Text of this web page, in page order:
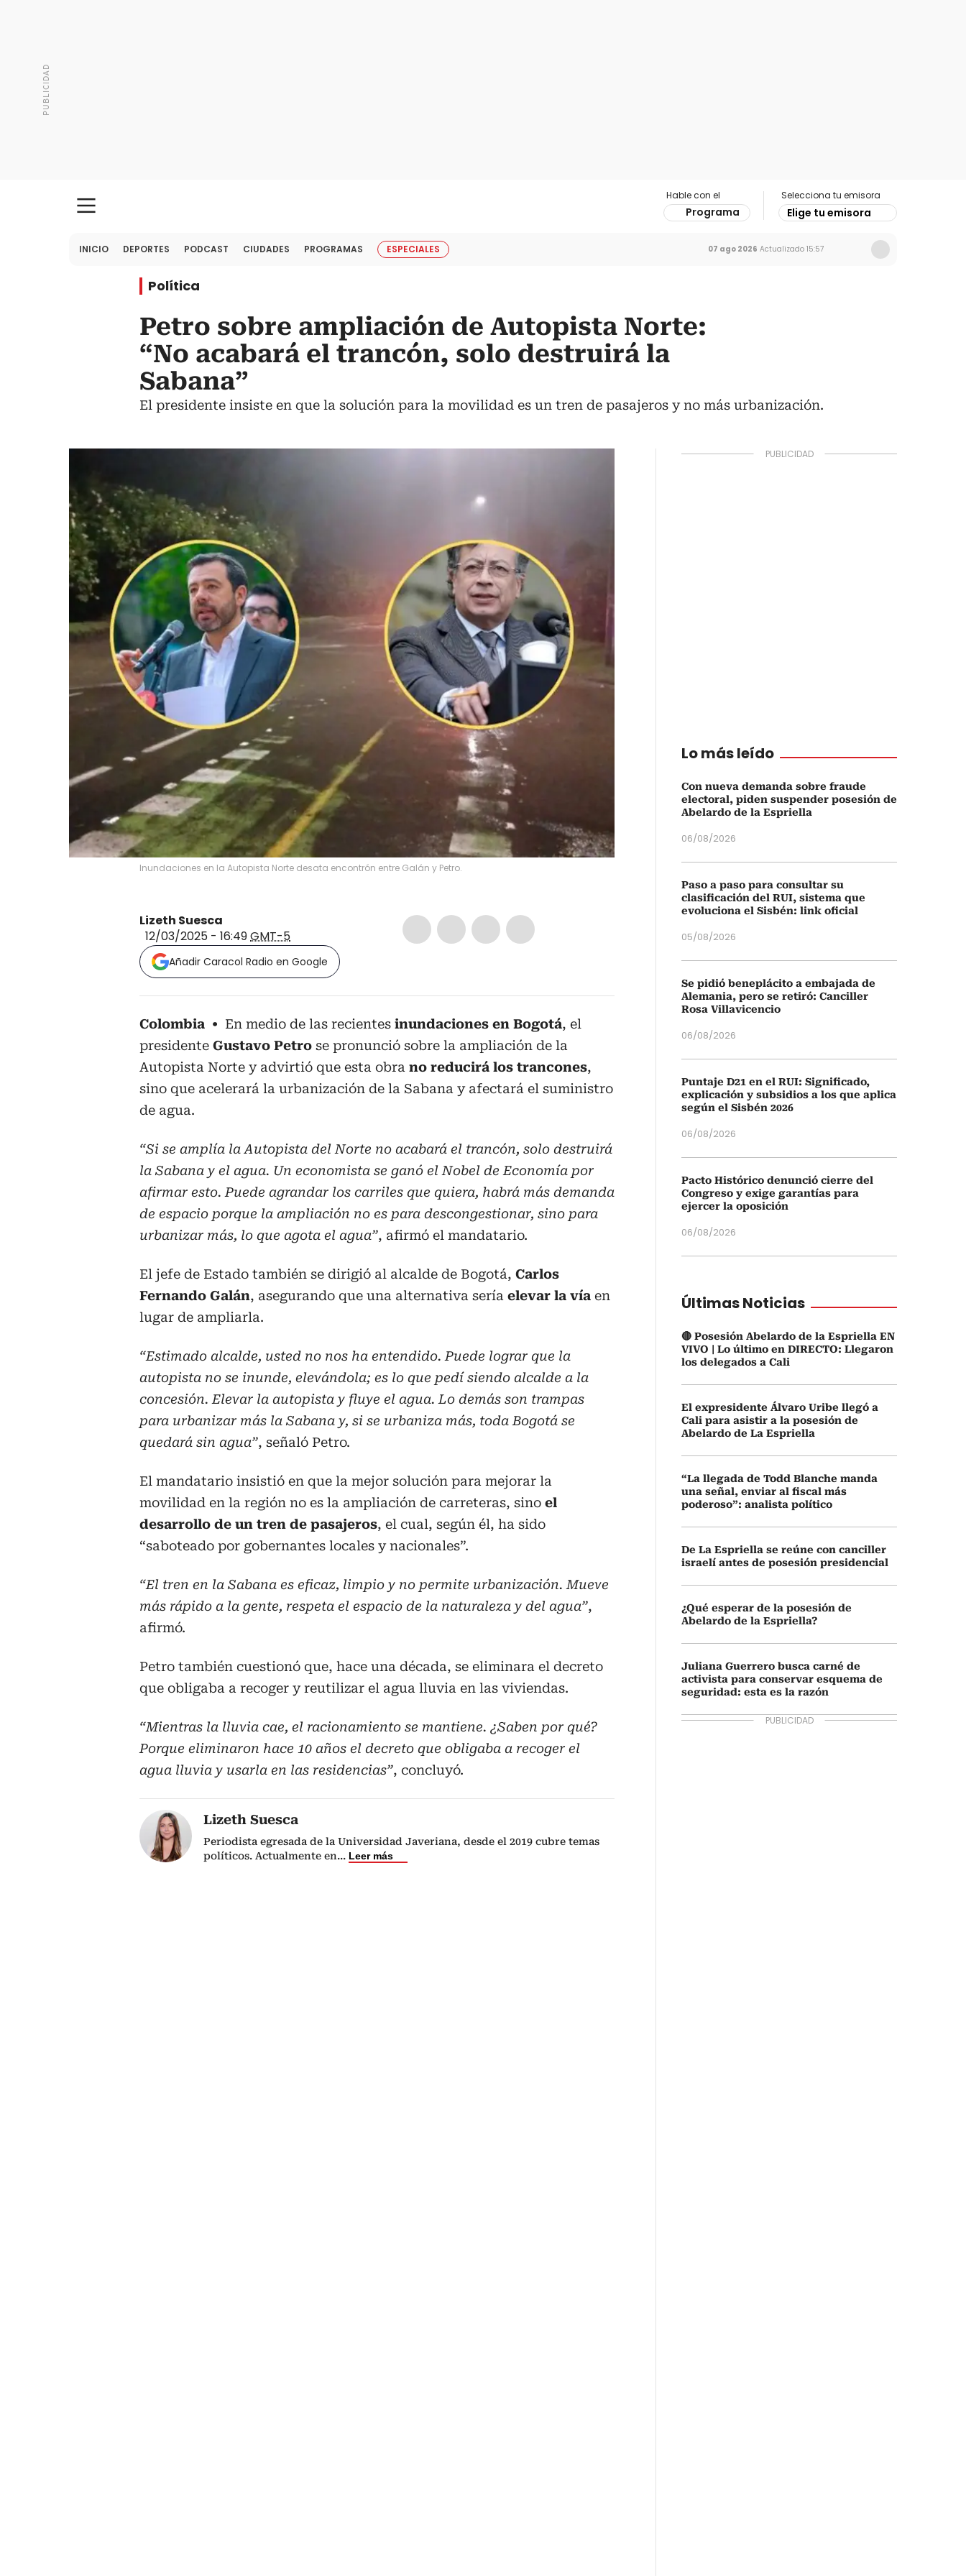
Hable con el
Programa
Selecciona tu emisora
Elige tu emisora
INICIO DEPORTES PODCAST CIUDADES PROGRAMAS ESPECIALES 07 ago 2026 Actualizado 15:57
Política
Petro sobre ampliación de Autopista Norte:
“No acabará el trancón, solo destruirá la
Sabana”
El presidente insiste en que la solución para la movilidad es un tren de pasajeros y no más urbanización.
Inundaciones en la Autopista Norte desata encontrón entre Galán y Petro.
Lizeth Suesca
12/03/2025 - 16:49GMT-5
Añadir Caracol Radio en Google
Colombia En medio de las recientes inundaciones en Bogotá, el
presidente Gustavo Petro se pronunció sobre la ampliación de la
Autopista Norte y advirtió que esta obra no reducirá los trancones,
sino que acelerará la urbanización de la Sabana y afectará el suministro
de agua.
“Si se amplía la Autopista del Norte no acabará el trancón, solo destruirá
la Sabana y el agua. Un economista se ganó el Nobel de Economía por
afirmar esto. Puede agrandar los carriles que quiera, habrá más demanda
de espacio porque la ampliación no es para descongestionar, sino para
urbanizar más, lo que agota el agua”, afirmó el mandatario.
El jefe de Estado también se dirigió al alcalde de Bogotá, Carlos
Fernando Galán, asegurando que una alternativa sería elevar la vía en
lugar de ampliarla.
“Estimado alcalde, usted no nos ha entendido. Puede lograr que la
autopista no se inunde, elevándola; es lo que pedí siendo alcalde a la
concesión. Elevar la autopista y fluye el agua. Lo demás son trampas
para urbanizar más la Sabana y, si se urbaniza más, toda Bogotá se
quedará sin agua”, señaló Petro.
El mandatario insistió en que la mejor solución para mejorar la
movilidad en la región no es la ampliación de carreteras, sino el
desarrollo de un tren de pasajeros, el cual, según él, ha sido
“saboteado por gobernantes locales y nacionales”.
“El tren en la Sabana es eficaz, limpio y no permite urbanización. Mueve
más rápido a la gente, respeta el espacio de la naturaleza y del agua”,
afirmó.
Petro también cuestionó que, hace una década, se eliminara el decreto
que obligaba a recoger y reutilizar el agua lluvia en las viviendas.
“Mientras la lluvia cae, el racionamiento se mantiene. ¿Saben por qué?
Porque eliminaron hace 10 años el decreto que obligaba a recoger el
agua lluvia y usarla en las residencias”, concluyó.
Lizeth Suesca
Periodista egresada de la Universidad Javeriana, desde el 2019 cubre temas
políticos. Actualmente en... Leer más
Lo más leído
Con nueva demanda sobre fraude
electoral, piden suspender posesión de
Abelardo de la Espriella
06/08/2026
Paso a paso para consultar su
clasificación del RUI, sistema que
evoluciona el Sisbén: link oficial
05/08/2026
Se pidió beneplácito a embajada de
Alemania, pero se retiró: Canciller
Rosa Villavicencio
06/08/2026
Puntaje D21 en el RUI: Significado,
explicación y subsidios a los que aplica
según el Sisbén 2026
06/08/2026
Pacto Histórico denunció cierre del
Congreso y exige garantías para
ejercer la oposición
06/08/2026
Últimas Noticias
🔴 Posesión Abelardo de la Espriella EN
VIVO | Lo último en DIRECTO: Llegaron
los delegados a Cali
El expresidente Álvaro Uribe llegó a
Cali para asistir a la posesión de
Abelardo de La Espriella
“La llegada de Todd Blanche manda
una señal, enviar al fiscal más
poderoso”: analista político
De La Espriella se reúne con canciller
israelí antes de posesión presidencial
¿Qué esperar de la posesión de
Abelardo de la Espriella?
Juliana Guerrero busca carné de
activista para conservar esquema de
seguridad: esta es la razón